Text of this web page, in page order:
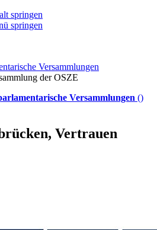
springen
springen
Versammlungen
der OSZE
Versammlungen ()
Vertrauen